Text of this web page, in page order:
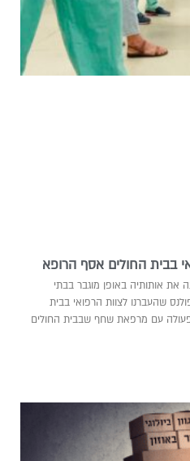
בבית החולים אסף הרופא
את אותותיה באופן מוגבר בבתי
שהעברנו לצוות הרפואי בבית
עם מרפאת שחף שבבית החולים